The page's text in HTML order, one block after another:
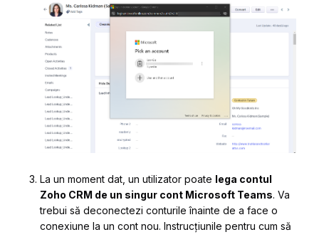
La un moment dat, un utilizator poate lega contul
Zoho CRM de un singur cont Microsoft Teams. Va
trebui să deconectezi conturile înainte de a face o
conexiune la un cont nou. Instrucțiunile pentru cum să